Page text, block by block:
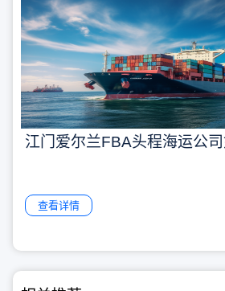
江门爱尔兰FBA头程海运公司
查看详情